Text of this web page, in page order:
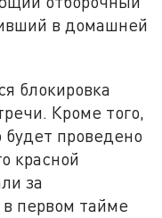
в домашней
блокировка
Кроме того,
проведено
красной
за
первом тайме